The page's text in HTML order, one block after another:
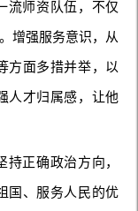
流师资队伍，不仅
增强服务意识，从
方面多措并举，以
人才归属感，让他
持正确政治方向，
国、服务人民的优